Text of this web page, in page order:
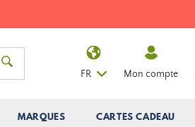
MARQUES CARTES CADEAU
FR Mon compte